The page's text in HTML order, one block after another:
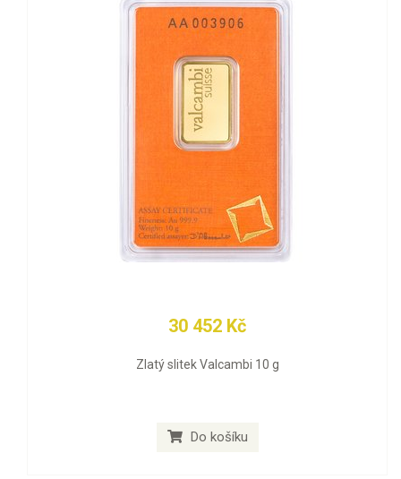
30 452 Kč
Zlatý slitek Valcambi 10 g
Do košíku